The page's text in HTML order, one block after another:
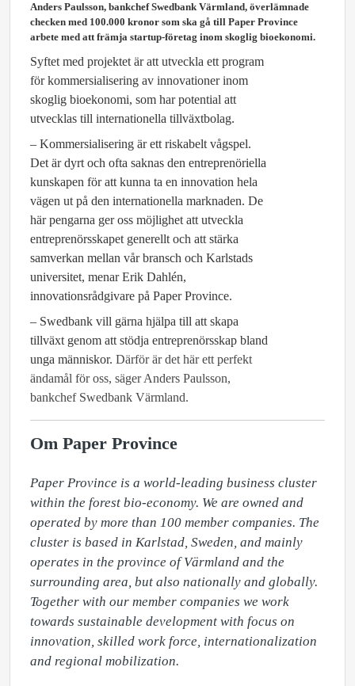
Anders Paulsson, bankchef Swedbank Värmland, överlämnade
checken med 100.000 kronor som ska gå till Paper Province
arbete med att främja startup-företag inom skoglig bioekonomi.
Syftet med projektet är att utveckla ett program
för kommersialisering av innovationer inom
skoglig bioekonomi, som har potential att
utvecklas till internationella tillväxtbolag.
– Kommersialisering är ett riskabelt vågspel.
Det är dyrt och ofta saknas den entreprenöriella
kunskapen för att kunna ta en innovation hela
vägen ut på den internationella marknaden. De
här pengarna ger oss möjlighet att utveckla
entreprenörsskapet generellt och att stärka
samverkan mellan vår bransch och Karlstads
universitet, menar Erik Dahlén,
innovationsrådgivare på Paper Province.
– Swedbank vill gärna hjälpa till att skapa
tillväxt genom att stödja entreprenörsskap bland
unga människor. Därför är det här ett perfekt
ändamål för oss, säger Anders Paulsson,
bankchef Swedbank Värmland.
Om Paper Province
Paper Province is a world-leading business cluster
within the forest bio-economy. We are owned and
operated by more than 100 member companies. The
cluster is based in Karlstad, Sweden, and mainly
operates in the province of Värmland and the
surrounding area, but also nationally and globally.
Together with our member companies we work
towards sustainable development with focus on
innovation, skilled work force, internationalization
and regional mobilization.